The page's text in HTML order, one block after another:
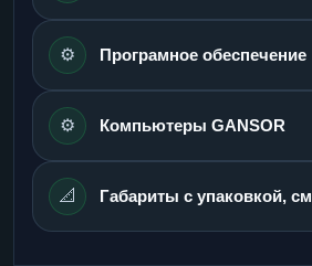
⚙️ Програмное обеспечение
⚙️ Компьютеры GANSOR
📐 Габариты с упаковкой, см